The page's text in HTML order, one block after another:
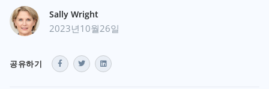
Sally Wright
2023년10월26일
공유하기